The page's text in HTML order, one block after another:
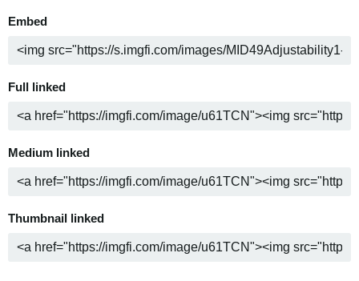
Embed
Full linked
Medium linked
Thumbnail linked